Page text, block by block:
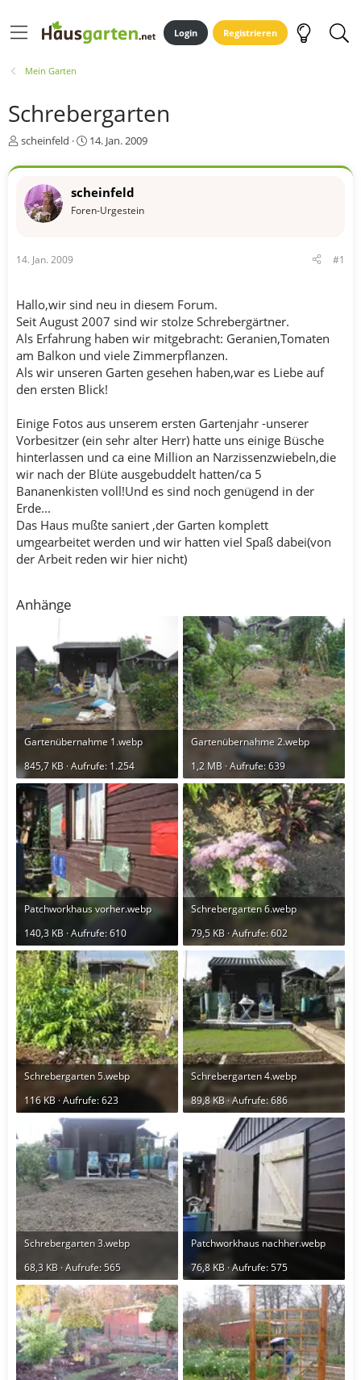
Login Registrieren
Mein Garten
Schrebergarten
E
s
e
r
scheinfeld
E
s
e
l
14. Jan. 2009
scheinfeld
Foren-Urgestein
14. Jan. 2009 #1
Hallo,wir sind neu in diesem Forum.
Seit August 2007 sind wir stolze Schrebergärtner.
Als Erfahrung haben wir mitgebracht: Geranien,Tomaten
am Balkon und viele Zimmerpflanzen.
Als wir unseren Garten gesehen haben,war es Liebe auf
den ersten Blick!
Einige Fotos aus unserem ersten Gartenjahr -unserer
Vorbesitzer (ein sehr alter Herr) hatte uns einige Büsche
hinterlassen und ca eine Million an Narzissenzwiebeln,die
wir nach der Blüte ausgebuddelt hatten/ca 5
Bananenkisten voll!Und es sind noch genügend in der
Erde...
Das Haus mußte saniert ,der Garten komplett
umgearbeitet werden und wir hatten viel Spaß dabei(von
der Arbeit reden wir hier nicht)
Anhänge
Gartenübernahme 1.webp
845,7 KB · Aufrufe: 1.254
Gartenübernahme 2.webp
1,2 MB · Aufrufe: 639
Patchworkhaus vorher.webp
140,3 KB · Aufrufe: 610
Schrebergarten 6.webp
79,5 KB · Aufrufe: 602
Schrebergarten 5.webp
116 KB · Aufrufe: 623
Schrebergarten 4.webp
89,8 KB · Aufrufe: 686
Schrebergarten 3.webp
68,3 KB · Aufrufe: 565
Patchworkhaus nachher.webp
76,8 KB · Aufrufe: 575